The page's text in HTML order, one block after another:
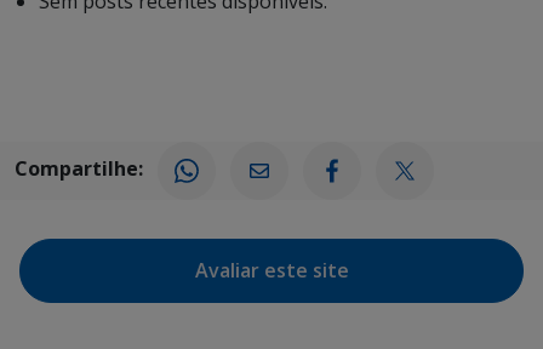
Compartilhe:
Avaliar este site